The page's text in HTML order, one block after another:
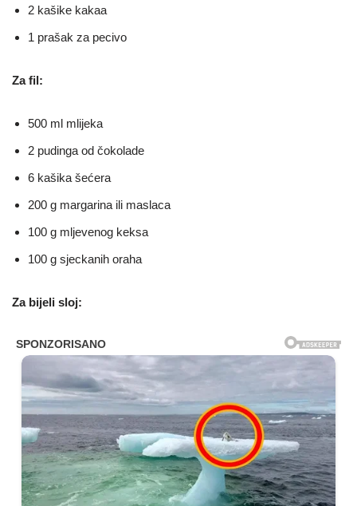
2 kašike kakaa
1 prašak za pecivo
Za fil:
500 ml mlijeka
2 pudinga od čokolade
6 kašika šećera
200 g margarina ili maslaca
100 g mljevenog keksa
100 g sjeckanih oraha
Za bijeli sloj: